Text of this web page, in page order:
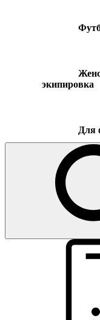
экипировка
Для